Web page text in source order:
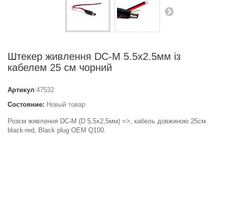
Штекер живлення DC-M 5.5x2.5мм із
кабелем 25 см чорний
Артикул 47532
Состояние: Новый товар
Розєм живлення DC-M (D 5,5x2,5мм) =>, кабель довжиною 25см
black-red, Black plug OEM Q100.